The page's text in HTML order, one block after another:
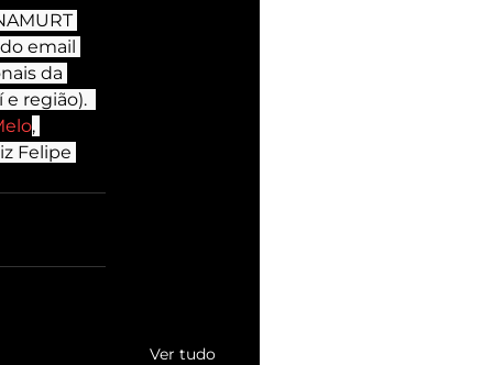
do email
da
região).
,
Felipe
Ver tudo